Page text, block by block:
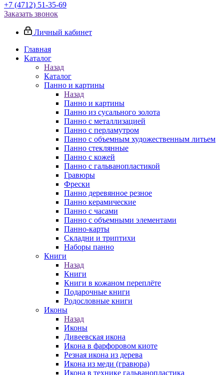
+7 (4712) 51-35-69
Заказать звонок
Личный кабинет
Главная
Каталог
Назад
Каталог
Панно и картины
Назад
Панно и картины
Панно из сусального золота
Панно с металлизацией
Панно с перламутром
Панно с объемным художественным литьем
Панно стеклянные
Панно с кожей
Панно с гальванопластикой
Гравюры
Фрески
Панно деревянное резное
Панно керамические
Панно с часами
Панно с объемными элементами
Панно-карты
Складни и триптихи
Наборы панно
Книги
Назад
Книги
Книги в кожаном переплёте
Подарочные книги
Родословные книги
Иконы
Назад
Иконы
Дивеевская икона
Икона в фарфоровом киоте
Резная икона из дерева
Икона из меди (гравюра)
Икона в технике гальванопластика